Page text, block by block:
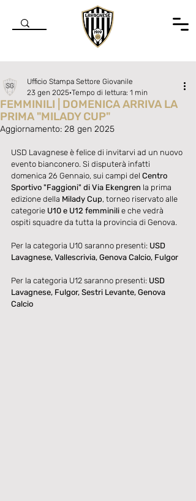
FEMMINILI | DOMENICA ARRIVA LA
PRIMA "MILADY CUP"
Ufficio Stampa Settore Giovanile
23 gen 2025 Tempo di lettura: 1 min
Aggiornamento: 28 gen 2025
USD Lavagnese è felice di invitarvi ad un nuovo
evento bianconero. Si disputerà infatti
domenica 26 Gennaio, sui campi del Centro
Sportivo "Faggioni" di Via Ekengren la prima
edizione della Milady Cup, torneo riservato alle
categorie U10 e U12 femminili e che vedrà
ospiti squadre da tutta la provincia di Genova.
Per la categoria U10 saranno presenti: USD
Lavagnese, Vallescrivia, Genova Calcio, Fulgor
Per la categoria U12 saranno presenti: USD
Lavagnese, Fulgor, Sestri Levante, Genova
Calcio